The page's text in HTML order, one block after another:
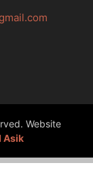
Website
Asik